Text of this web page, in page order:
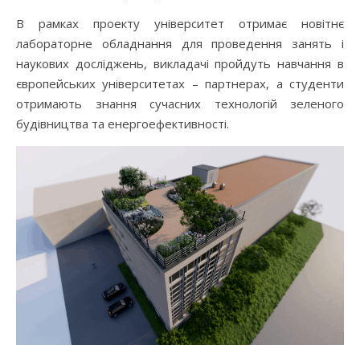
В рамках проекту університет отримає новітнє
лабораторне обладнання для проведення занять і
наукових досліджень, викладачі пройдуть навчання в
європейських університетах – партнерах, а студенти
отримають знання сучасних технологій зеленого
будівництва та енергоефективності.